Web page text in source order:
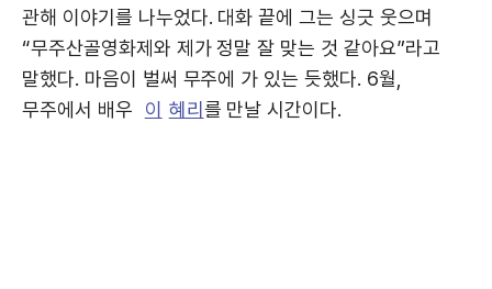
관해 이야기를 나누었다. 대화 끝에 그는 싱긋 웃으며
“무주산골영화제와 제가 정말 잘 맞는 것 같아요”라고
말했다. 마음이 벌써 무주에 가 있는 듯했다. 6월,
무주에서 배우
이 혜리를 만날 시간이다.